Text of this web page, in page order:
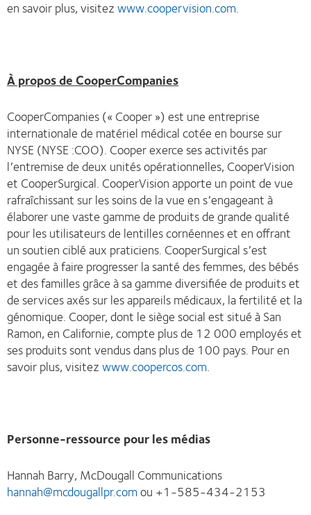
en savoir plus, visitezwww.coopervision.com.
À propos de CooperCompanies
CooperCompanies (« Cooper ») est une entreprise
internationale de matériel médical cotée en bourse sur
NYSE (NYSE :COO). Cooper exerce ses activités par
l’entremise de deux unités opérationnelles, CooperVision
et CooperSurgical. CooperVision apporte un point de vue
rafraîchissant sur les soins de la vue en s’engageant à
élaborer une vaste gamme de produits de grande qualité
pour les utilisateurs de lentilles cornéennes et en offrant
un soutien ciblé aux praticiens. CooperSurgical s’est
engagée à faire progresser la santé des femmes, des bébés
et des familles grâce à sa gamme diversifiée de produits et
de services axés sur les appareils médicaux, la fertilité et la
génomique. Cooper, dont le siège social est situé à San
Ramon, en Californie, compte plus de 12 000 employés et
ses produits sont vendus dans plus de 100 pays. Pour en
savoir plus, visitezwww.coopercos.com.
Personne-ressource pour les médias
Hannah Barry, McDougall Communications
hannah@mcdougallpr.comou +1-585-434-2153